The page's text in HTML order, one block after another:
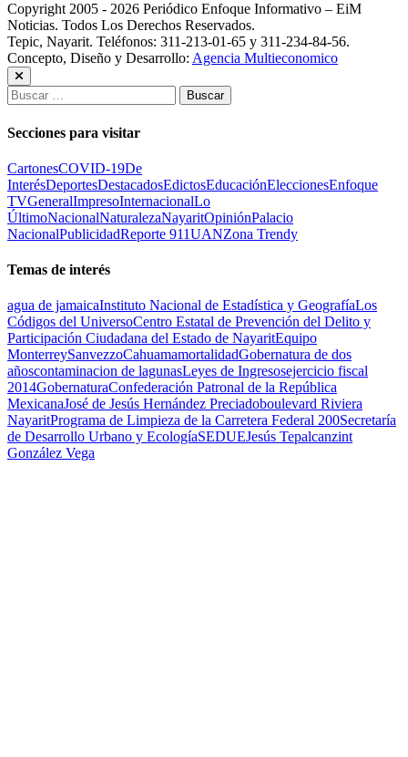
Copyright 2005 - 2026 Periódico Enfoque Informativo – EiM
Noticias. Todos Los Derechos Reservados.
Tepic, Nayarit. Teléfonos: 311-213-01-65 y 311-234-84-56.
Concepto, Diseño y Desarrollo: Agencia Multieconomico
Buscar:
Secciones para visitar
CartonesCOVID-19De
InterésDeportesDestacadosEdictosEducaciónEleccionesEnfoque
TVGeneralImpresoInternacionalLo
ÚltimoNacionalNaturalezaNayaritOpiniónPalacio
NacionalPublicidadReporte 911UANZona Trendy
Temas de interés
agua de jamaicaInstituto Nacional de Estadística y GeografíaLos
Códigos del UniversoCentro Estatal de Prevención del Delito y
Participación Ciudadana del Estado de NayaritEquipo
MonterreySanvezzoCahuamamortalidadGobernatura de dos
añoscontaminacion de lagunasLeyes de Ingresosejercicio fiscal
2014GobernaturaConfederación Patronal de la República
MexicanaJosé de Jesús Hernández Preciadoboulevard Riviera
NayaritPrograma de Limpieza de la Carretera Federal 200Secretaría
de Desarrollo Urbano y EcologíaSEDUEJesús Tepalcanzint
González Vega